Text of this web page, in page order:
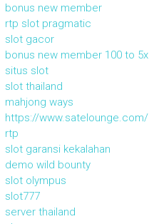
bonus new member
rtp slot pragmatic
slot gacor
bonus new member 100 to 5x
situs slot
slot thailand
mahjong ways
https://www.satelounge.com/
rtp
slot garansi kekalahan
demo wild bounty
slot olympus
slot777
server thailand